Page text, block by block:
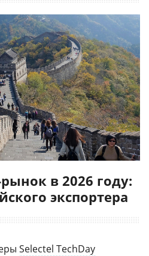
в 2026 году:
экспортера
Selectel TechDay